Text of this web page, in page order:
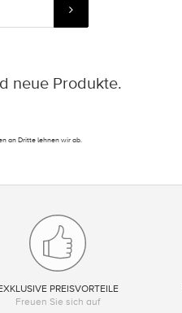
neue Produkte.
an Dritte lehnen wir ab.
PREISVORTEILE
Freuen Sie sich auf